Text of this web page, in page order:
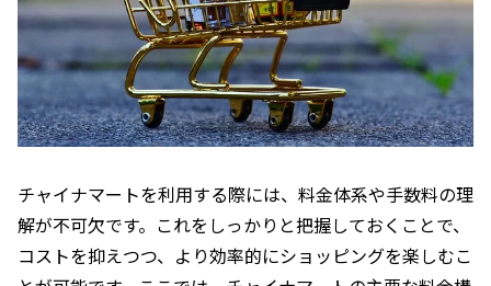
チャイナマートを利用する際には、料金体系や手数料の理
解が不可欠です。これをしっかりと把握しておくことで、
コストを抑えつつ、より効率的にショッピングを楽しむこ